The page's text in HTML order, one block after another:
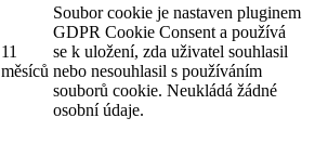
11
měsíců
Soubor cookie je nastaven pluginem
GDPR Cookie Consent a používá
se k uložení, zda uživatel souhlasil
nebo nesouhlasil s používáním
souborů cookie. Neukládá žádné
osobní údaje.